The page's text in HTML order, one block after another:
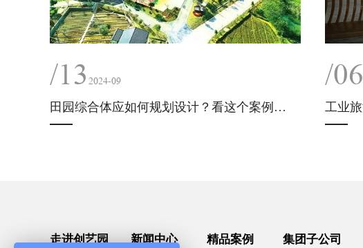
/13 2024-09
田园综合体应如何规划设计？看这个案例就够了！
/06
走进创艺园 新闻中心 精品案例 集团子公司